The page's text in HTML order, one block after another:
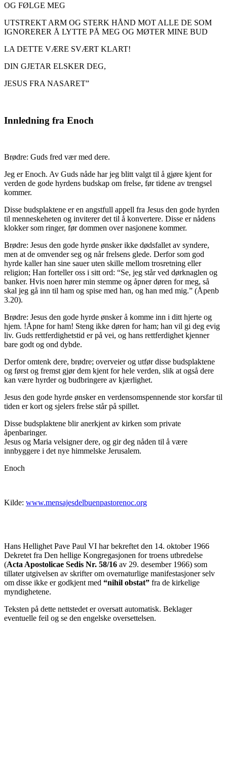
OG FØLGE MEG
UTSTREKT ARM OG STERK HÅND MOT ALLE DE SOM
IGNORERER Å LYTTE PÅ MEG OG MØTER MINE BUD
LA DETTE VÆRE SVÆRT KLART!
DIN GJETAR ELSKER DEG,
JESUS FRA NASARET”
Innledning fra Enoch
Brødre: Guds fred vær med dere.
Jeg er Enoch. Av Guds nåde har jeg blitt valgt til å gjøre kjent for
verden de gode hyrdens budskap om frelse, før tidene av trengsel
kommer.
Disse budsplaktene er en angstfull appell fra Jesus den gode hyrden
til menneskeheten og inviterer det til å konvertere. Disse er nådens
klokker som ringer, før dommen over nasjonene kommer.
Brødre: Jesus den gode hyrde ønsker ikke dødsfallet av syndere,
men at de omvender seg og når frelsens glede. Derfor som god
hyrde kaller han sine sauer uten skille mellom trosretning eller
religion; Han forteller oss i sitt ord: “Se, jeg står ved dørknaglen og
banker. Hvis noen hører min stemme og åpner døren for meg, så
skal jeg gå inn til ham og spise med han, og han med mig.” (Åpenb
3.20).
Brødre: Jesus den gode hyrde ønsker å komme inn i ditt hjerte og
hjem. !Åpne for ham! Steng ikke døren for ham; han vil gi deg evig
liv. Guds rettferdighetstid er på vei, og hans rettferdighet kjenner
bare godt og ond dybde.
Derfor omtenk dere, brødre; overveier og utfør disse budsplaktene
og først og fremst gjør dem kjent for hele verden, slik at også dere
kan være hyrder og budbringere av kjærlighet.
Jesus den gode hyrde ønsker en verdensomspennende stor korsfar til
tiden er kort og sjelers frelse står på spillet.
Disse budsplaktene blir anerkjent av kirken som private
åpenbaringer.
Jesus og Maria velsigner dere, og gir deg nåden til å være
innbyggere i det nye himmelske Jerusalem.
Enoch
Kilde: www.mensajesdelbuenpastorenoc.org
Hans Hellighet Pave Paul VI har bekreftet den 14. oktober 1966
Dekretet fra Den hellige Kongregasjonen for troens utbredelse
(Acta Apostolicae Sedis Nr. 58/16 av 29. desember 1966) som
tillater utgivelsen av skrifter om overnaturlige manifestasjoner selv
om disse ikke er godkjent med “nihil obstat” fra de kirkelige
myndighetene.
Teksten på dette nettstedet er oversatt automatisk. Beklager
eventuelle feil og se den engelske oversettelsen.